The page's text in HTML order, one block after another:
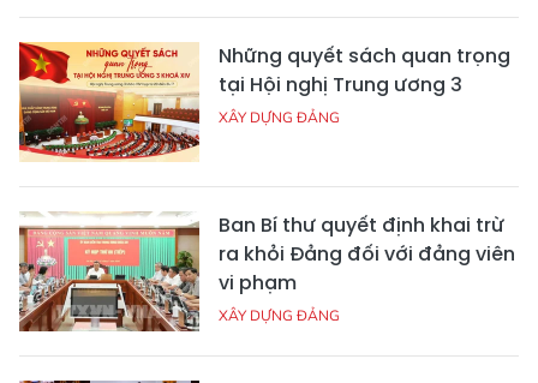
Những quyết sách quan trọng
tại Hội nghị Trung ương 3
XÂY DỰNG ĐẢNG
Ban Bí thư quyết định khai trừ
ra khỏi Đảng đối với đảng viên
vi phạm
XÂY DỰNG ĐẢNG